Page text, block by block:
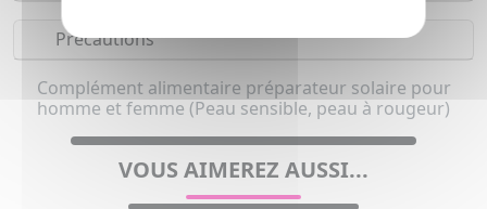
Précautions
Complément alimentaire préparateur solaire pour
homme et femme (Peau sensible, peau à rougeur)
VOUS AIMEREZ AUSSI...